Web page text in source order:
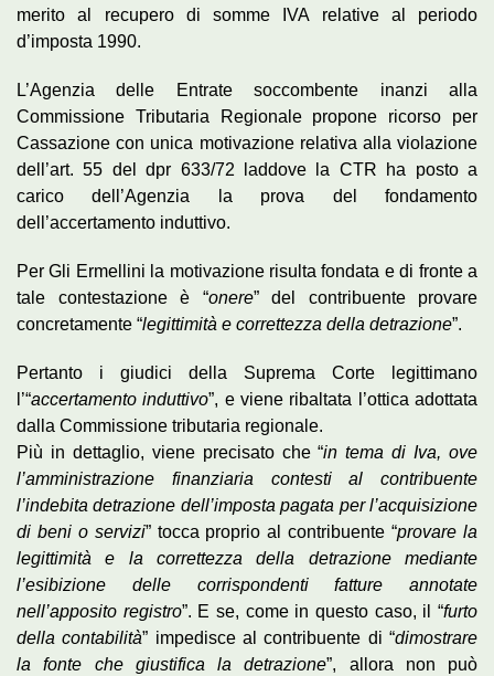
merito al recupero di somme IVA relative al periodo
d’imposta 1990.
L’Agenzia delle Entrate soccombente inanzi alla
Commissione Tributaria Regionale propone ricorso per
Cassazione con unica motivazione relativa alla violazione
dell’art. 55 del dpr 633/72 laddove la CTR ha posto a
carico dell’Agenzia la prova del fondamento
dell’accertamento induttivo.
Per Gli Ermellini la motivazione risulta fondata e di fronte a
tale contestazione è “onere” del contribuente provare
concretamente “legittimità e correttezza della detrazione”.
Pertanto i giudici della Suprema Corte legittimano
l’“accertamento induttivo”, e viene ribaltata l’ottica adottata
dalla Commissione tributaria regionale.
Più in dettaglio, viene precisato che “in tema di Iva, ove
l’amministrazione finanziaria contesti al contribuente
l’indebita detrazione dell’imposta pagata per l’acquisizione
di beni o servizi” tocca proprio al contribuente “provare la
legittimità e la correttezza della detrazione mediante
l’esibizione delle corrispondenti fatture annotate
nell’apposito registro”. E se, come in questo caso, il “furto
della contabilità” impedisce al contribuente di “dimostrare
la fonte che giustifica la detrazione”, allora non può